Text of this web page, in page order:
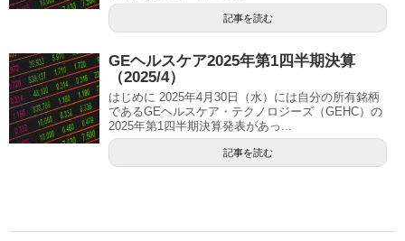
記事を読む
GEヘルスケア2025年第1四半期決算
（2025/4）
はじめに 2025年4月30日（水）には自分の所有銘柄
であるGEヘルスケア・テクノロジーズ（GEHC）の
2025年第1四半期決算発表があっ...
記事を読む